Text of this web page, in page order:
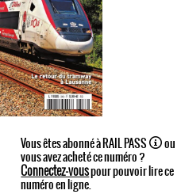
Vous êtes abonné à RAIL PASS ou
vous avez acheté ce numéro ?
Connectez-vouspour pouvoir lire ce
numéro en ligne.